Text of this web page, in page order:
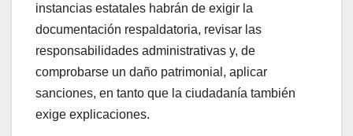
instancias estatales habrán de exigir la
documentación respaldatoria, revisar las
responsabilidades administrativas y, de
comprobarse un daño patrimonial, aplicar
sanciones, en tanto que la ciudadanía también
exige explicaciones.